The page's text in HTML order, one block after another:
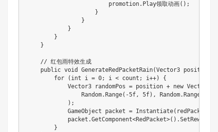
                        promotion.Play领取动画();
                    }
                }
            }
        }
    }
    // 红包雨特效生成
public void GenerateRedPacketRain(Vector3 position,
        for (int i = 0; i < count; i++) {
            Vector3 randomPos = position + new Vector3(
Random.Range(-5f, 5f), Random.Range(2f,
            );
GameObject packet =
        }